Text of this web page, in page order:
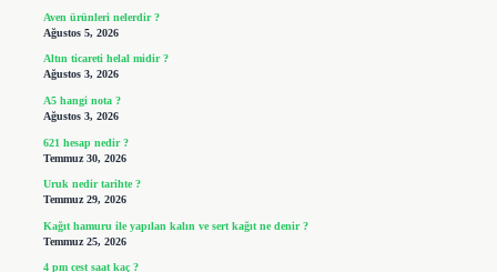
Aven ürünleri nelerdir ?
Ağustos 5, 2026
Altın ticareti helal midir ?
Ağustos 3, 2026
A5 hangi nota ?
Ağustos 3, 2026
621 hesap nedir ?
Temmuz 30, 2026
Uruk nedir tarihte ?
Temmuz 29, 2026
Kağıt hamuru ile yapılan kalın ve sert kağıt ne denir ?
Temmuz 25, 2026
4 pm cest saat kaç ?